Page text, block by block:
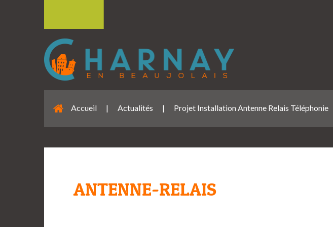
Accueil | Actualités | Projet Installation Antenne Relais Téléphonie
ANTENNE-RELAIS